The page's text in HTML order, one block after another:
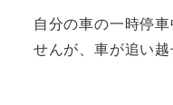
自分の車の一時停
せんが、車が追い